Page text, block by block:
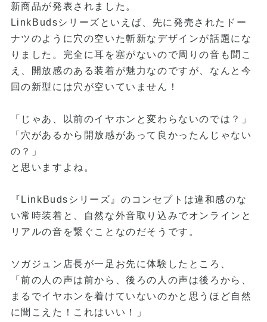
新商品が発表されました。
LinkBudsシリーズといえば、先に発売されたドー
ナツのように穴の空いた斬新なデザインが話題にな
りました。完全に耳を塞がないので周りの音も聞こ
え、開放感のある装着が魅力なのですが、なんと今
回の新型には穴が空いていません！
「じゃあ、以前のイヤホンと変わらないのでは？」
「穴があるから開放感があって良かったんじゃない
の？」
と思いますよね。
『LinkBudsシリーズ』のコンセプトは違和感のな
い常時装着と、自然な外音取り込みでオンラインと
リアルの音を繋ぐことなのだそうです。
ソガジュン店長が一足お先に体験したところ、
「前の人の声は前から、後ろの人の声は後ろから、
まるでイヤホンを着けていないのかと思うほど自然
に聞こえた！これはいい！」